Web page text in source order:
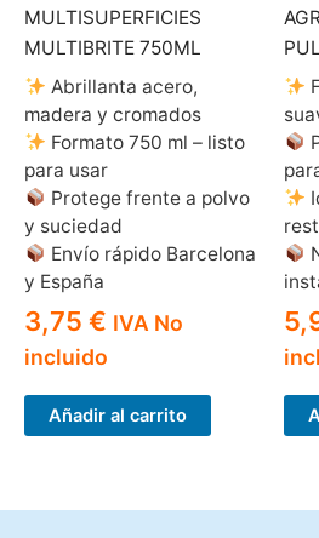
MULTISUPERFICIES
MULTIBRITE 750ML
Abrillanta acero,
madera y cromados
Formato 750 ml – listo
para usar
Protege frente a polvo
y suciedad
Envío rápido Barcelona
y España
3,75 € IVA No
incluido
Añadir al carrito